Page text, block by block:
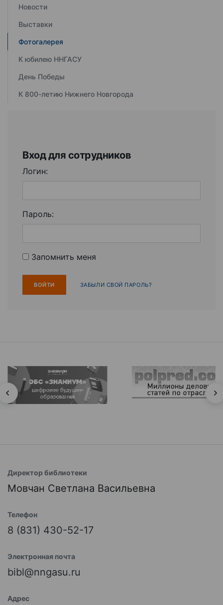
Новости
Выставки
Фотогалерея
К юбилею ННГАСУ
День Победы
К 800-летию Нижнего Новгорода
Вход для сотрудников
Логин:
Пароль:
Запомнить меня
ЗАБЫЛИ СВОЙ ПАРОЛЬ?
Директор библиотеки
Мовчан Светлана Васильевна
Телефон
8 (831) 430-52-17
Электронная почта
bibl@nngasu.ru
Адрес